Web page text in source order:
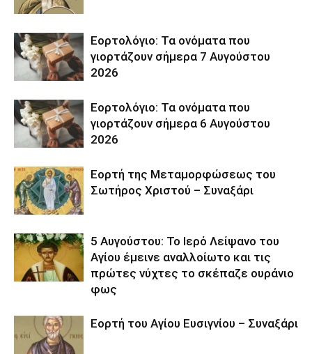
Εορτολόγιο: Τα ονόματα που
γιορτάζουν σήμερα 7 Αυγούστου
2026
Εορτολόγιο: Τα ονόματα που
γιορτάζουν σήμερα 6 Αυγούστου
2026
Εορτή της Μεταμορφώσεως του
Σωτήρος Χριστού – Συναξάρι
5 Αυγούστου: Το Ιερό Λείψανο του
Αγίου έμεινε αναλλοίωτο και τις
πρώτες νύχτες το σκέπαζε ουράνιο
φως
Εορτή του Αγίου Ευσιγνίου – Συναξάρι